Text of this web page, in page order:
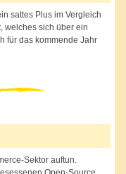
sattes Plus im Vergleich
welches sich über ein
für das kommende Jahr
Sektor auftun.